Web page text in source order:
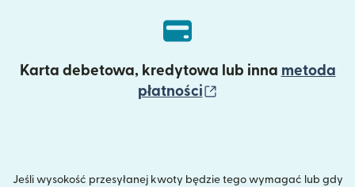
Karta debetowa, kredytowa lub inna metoda
płatności
Jeśli wysokość przesyłanej kwoty będzie tego wymagać lub gdy